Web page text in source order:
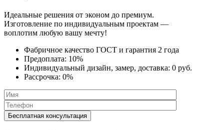
Идеальные решения от эконом до премиум.
Изготовление по индивидуальным проектам —
воплотим любую вашу мечту!
Фабричное качество ГОСТ и гарантия 2 года
Предоплата: 10%
Индивидуальный дизайн, замер, доставка: 0 руб.
Рассрочка: 0%